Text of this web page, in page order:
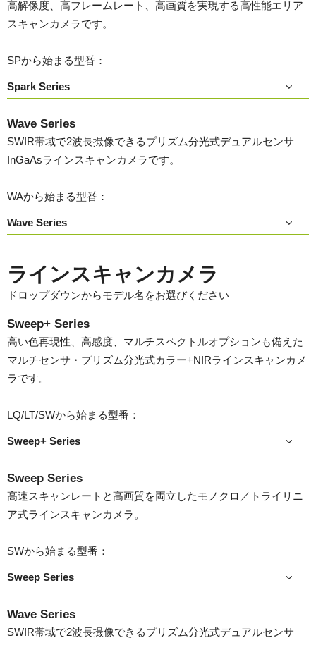
高解像度、高フレームレート、高画質を実現する高性能エリア
スキャンカメラです。
SPから始まる型番：
Spark Series
Wave Series
SWIR帯域で2波長撮像できるプリズム分光式デュアルセンサ
InGaAsラインスキャンカメラです。
WAから始まる型番：
Wave Series
ラインスキャンカメラ
ドロップダウンからモデル名をお選びください
Sweep+ Series
高い色再現性、高感度、マルチスペクトルオプションも備えた
マルチセンサ・プリズム分光式カラー+NIRラインスキャンカメ
ラです。
LQ/LT/SWから始まる型番：
Sweep+ Series
Sweep Series
高速スキャンレートと高画質を両立したモノクロ／トライリニ
ア式ラインスキャンカメラ。
SWから始まる型番：
Sweep Series
Wave Series
SWIR帯域で2波長撮像できるプリズム分光式デュアルセンサ